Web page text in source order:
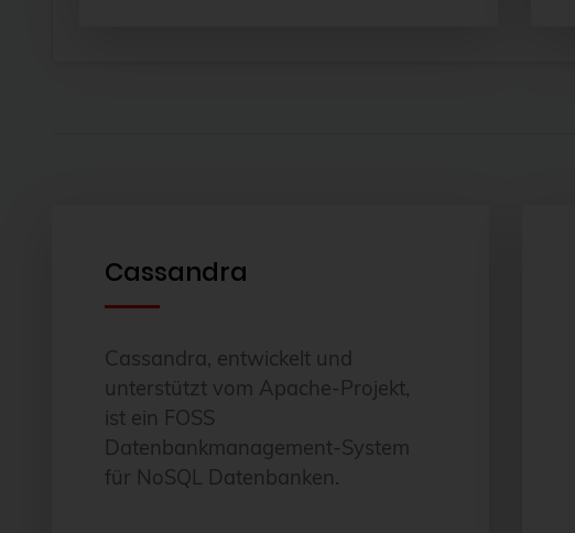
Cassandra
Cassandra, entwickelt und
unterstützt vom Apache-Projekt,
ist ein FOSS
Datenbankmanagement-System
für NoSQL Datenbanken.